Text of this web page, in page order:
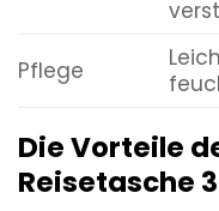
Pflege
Die Vorteile
Reisetasche